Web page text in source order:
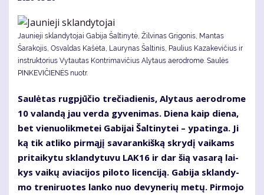
Jaunieji sklandytojai Gabija Šaltinytė, Žilvinas Grigonis, Mantas
Šarakojis, Osvaldas Kašėta, Laurynas Šaltinis, Paulius Kazakevičius ir
instruktorius Vytautas Kontrimavičius Alytaus aerodrome. Saulės
PINKEVIČIENĖS nuotr.
Sau­lė­tas rug­pjū­čio tre­čia­die­nis, Aly­taus ae­ro­dro­me
10 va­lan­dą jau ver­da gy­ve­ni­mas. Die­na kaip die­na,
bet vie­nuo­lik­me­tei Ga­bi­jai Šal­ti­ny­tei – ypa­tin­ga. Ji
ką tik at­li­ko pir­mą­jį sa­va­ran­kiš­ką skry­dį vai­kams
pri­tai­ky­tu sklan­dy­tu­vu LAK16 ir dar šią va­sa­rą lai­
kys vai­kų avia­ci­jos pi­lo­to li­cen­ci­ją. Ga­bi­ja sklan­dy­
mo tre­ni­ruo­tes lan­ko nuo de­vy­ne­rių me­tų. Pir­mo­jo